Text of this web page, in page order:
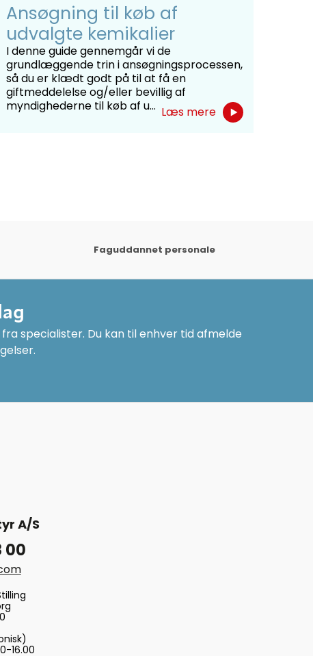
Ansøgning til køb af
udvalgte kemikalier
I denne guide gennemgår vi de
grundlæggende trin i ansøgningsprocessen,
så du er klædt godt på til at få en
giftmeddelelse og/eller bevillig af
myndighederne til køb af u... Læs mere
Faguddannet personale
specialister. Du kan til enhver tid afmelde
A/S
00
16.00